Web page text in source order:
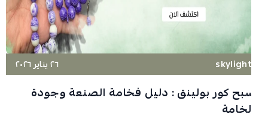
كور بولينق : دليل فخامة الصنعة وجودة